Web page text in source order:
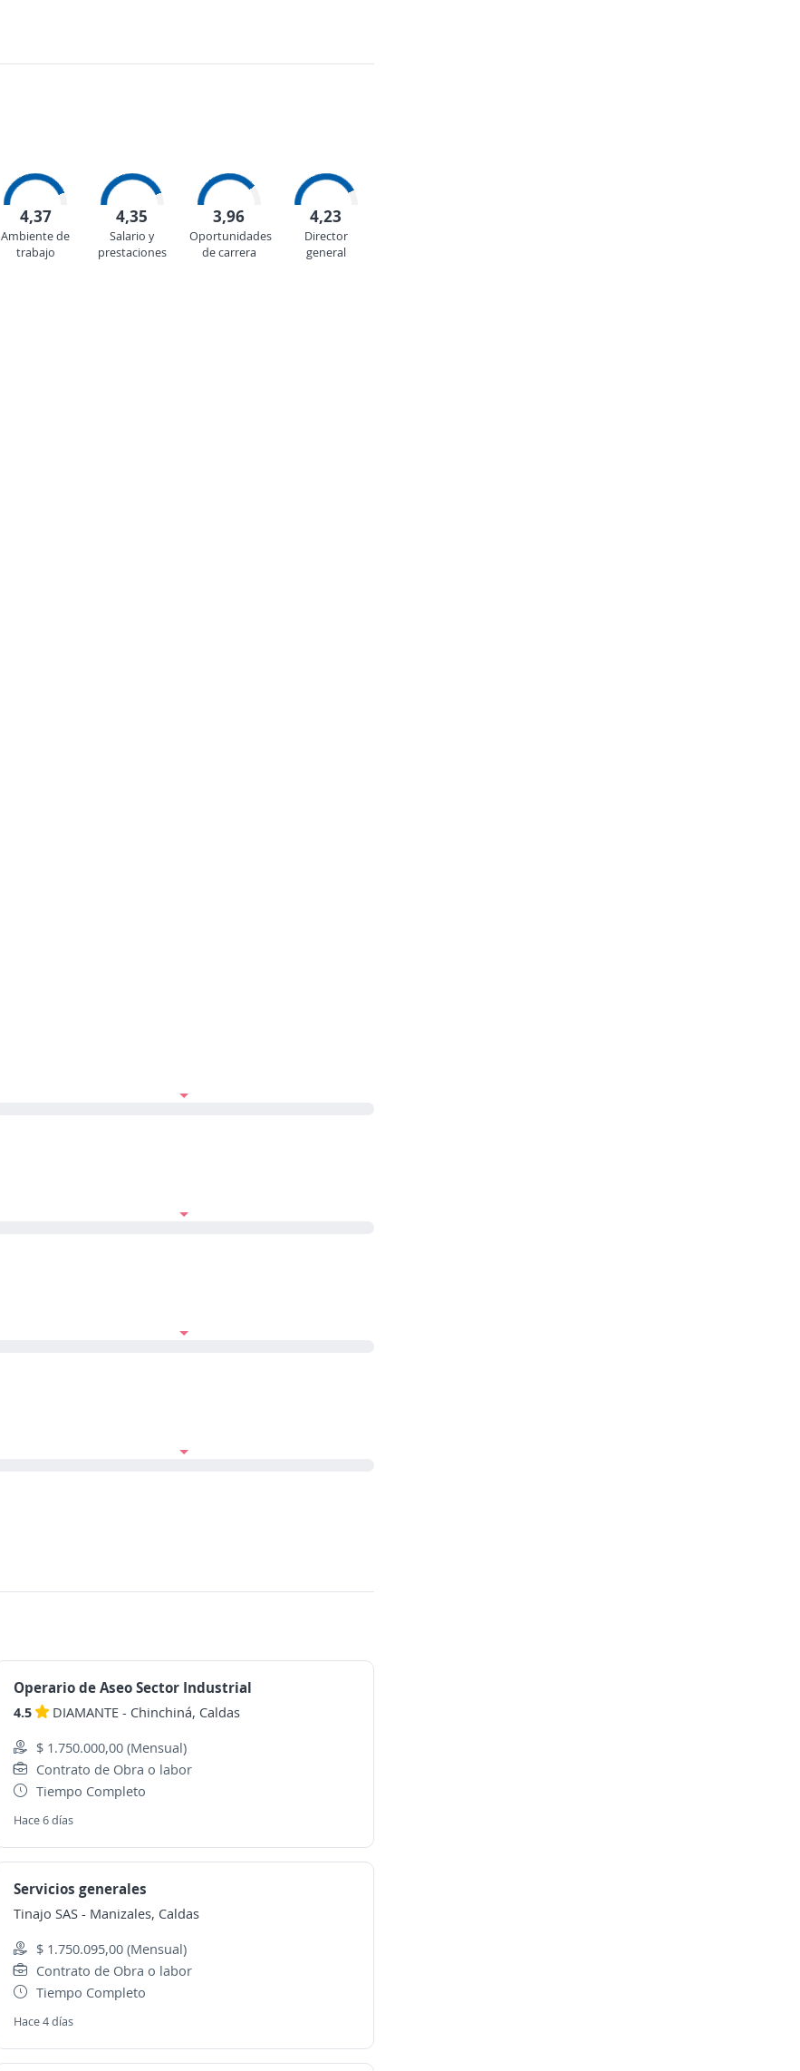
4,37
Ambiente de
trabajo
4,35
Salario y
prestaciones
3,96
Oportunidades
de carrera
4,23
Director
general
Operario de Aseo Sector Industrial
4.5 DIAMANTE - Chinchiná, Caldas
$ 1.750.000,00 (Mensual)
Contrato de Obra o labor
Tiempo Completo
Hace 6 días
Servicios generales
Tinajo SAS - Manizales, Caldas
$ 1.750.095,00 (Mensual)
Contrato de Obra o labor
Tiempo Completo
Hace 4 días